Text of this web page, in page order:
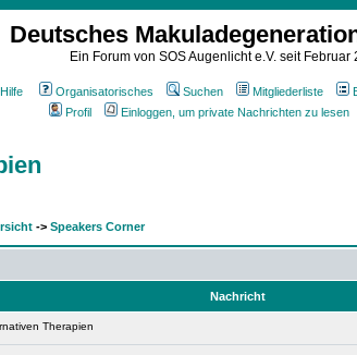
Deutsches
Ein Forum von SOS Augenlicht e.V. seit Februar
Organisatorisches Suchen Mitgliederliste
Profil
Einloggen, um private Nachrichten zu lesen
-> Speakers Corner
Nachricht
Therapien